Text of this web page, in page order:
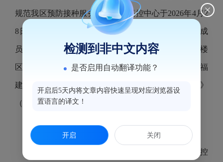
规范我区预防接种服务，鼓楼区疾控中心于2026年4月2
8日下午组织鼓楼区非免疫规划疫苗采购管理小组成
员，在区卫健局和疾控中心纪检人员监督下完成了鼓楼
区非免疫规划疫苗集中采购遴选工作，遴选确定了《福
建省2026年非免疫规划疫苗成交品种鼓楼区遴选目录》
（详见附件），现予以公示。
2.地址：福州市鼓楼区湖景路28号
3.如有异议或有其他问题，请向鼓楼区疾病预防控
检测到非中文内容
是否启用自动翻译功能？
开启后5天内将文章内容快速呈现对应浏览器设
置语言的译文！
开启 关闭